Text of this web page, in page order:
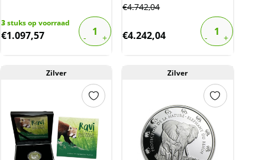
3stuks op voorraad
€1.097,57
€4.742,04
€4.242,04
Zilver Zilver